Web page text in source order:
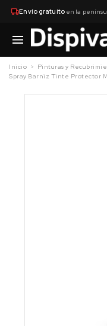
Envío gratuitoen la
Inicio Pinturas y
Spray Barniz Tinte Protector